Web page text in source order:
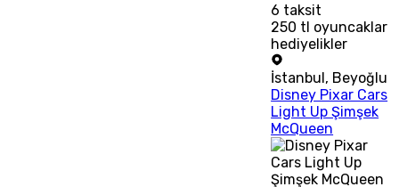
6 taksit
250 tl oyuncaklar
hediyelikler
İstanbul, Beyoğlu
Disney Pixar Cars
Light Up Şimşek
McQueen